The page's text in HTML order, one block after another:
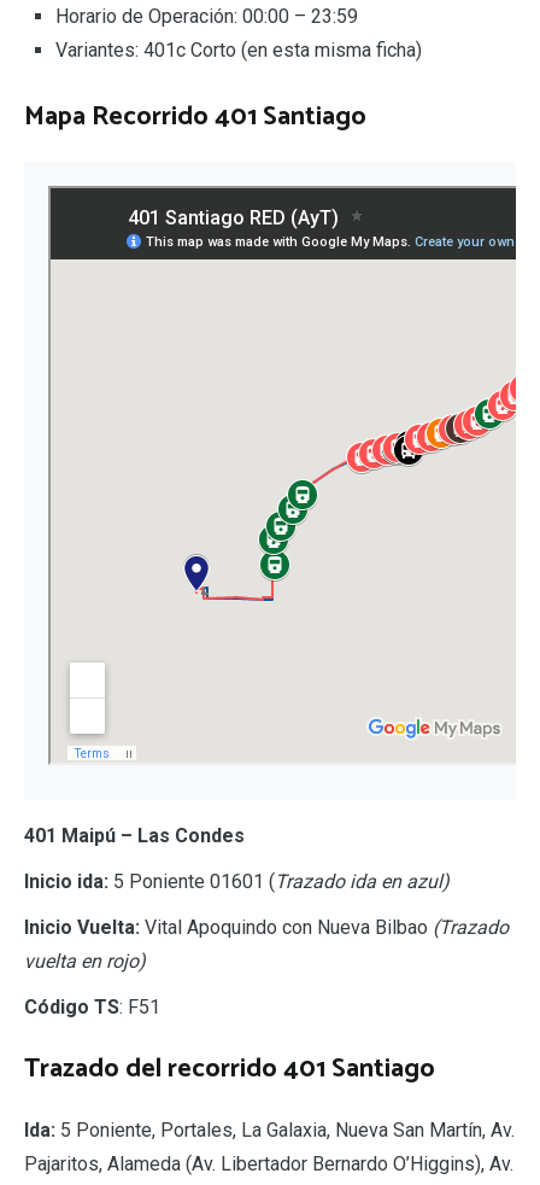
Horario de Operación: 00:00 – 23:59
Variantes: 401c Corto (en esta misma ficha)
Mapa Recorrido 401 Santiago
401 Maipú – Las Condes
Inicio ida: 5 Poniente 01601 (Trazado ida en azul)
Inicio Vuelta: Vital Apoquindo con Nueva Bilbao (Trazado
vuelta en rojo)
Código TS: F51
Trazado del recorrido 401 Santiago
Ida: 5 Poniente, Portales, La Galaxia, Nueva San Martín, Av.
Pajaritos, Alameda (Av. Libertador Bernardo O’Higgins), Av.